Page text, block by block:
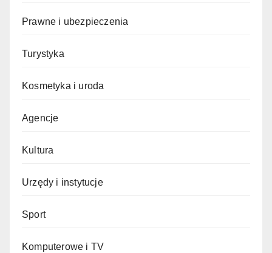
Prawne i ubezpieczenia
Turystyka
Kosmetyka i uroda
Agencje
Kultura
Urzędy i instytucje
Sport
Komputerowe i TV